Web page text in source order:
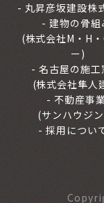
丸昇彦坂建設株
建物の骨組
(株式会社M・H
ー)
名古屋の施工
(株式会社隼人
不動産事
(サンハウジ
採用につい